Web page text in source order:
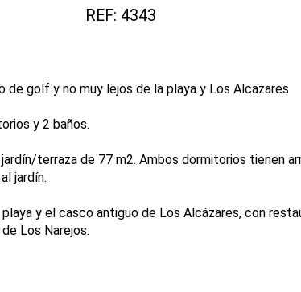
REF: 4343
golf y no muy lejos de la playa y Los Alcazares
y 2 baños.
terraza de 77 m2. Ambos dormitorios tienen
jardín.
y el casco antiguo de Los Alcázares, con
Los Narejos.